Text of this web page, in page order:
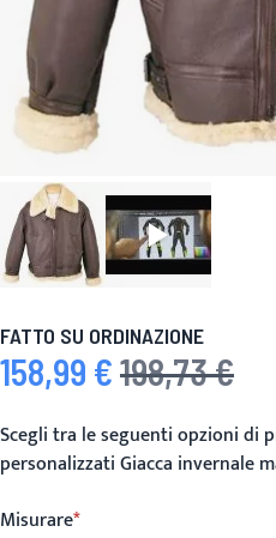
FATTO SU ORDINAZIONE
Prezzo speciale
158,99 € Prezzo predefinito
198,73 €
Scegli tra le seguenti opzioni
personalizzati Giacca invernale
Misurare